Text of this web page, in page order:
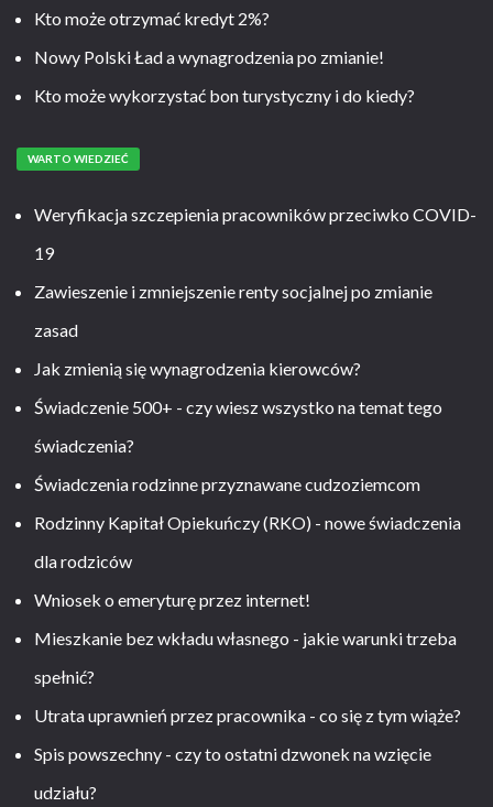
Kto może otrzymać kredyt 2%?
Nowy Polski Ład a wynagrodzenia po zmianie!
Kto może wykorzystać bon turystyczny i do kiedy?
WARTO WIEDZIEĆ
Weryfikacja szczepienia pracowników przeciwko COVID-
19
Zawieszenie i zmniejszenie renty socjalnej po zmianie
zasad
Jak zmienią się wynagrodzenia kierowców?
Świadczenie 500+ - czy wiesz wszystko na temat tego
świadczenia?
Świadczenia rodzinne przyznawane cudzoziemcom
Rodzinny Kapitał Opiekuńczy (RKO) - nowe świadczenia
dla rodziców
Wniosek o emeryturę przez internet!
Mieszkanie bez wkładu własnego - jakie warunki trzeba
spełnić?
Utrata uprawnień przez pracownika - co się z tym wiąże?
Spis powszechny - czy to ostatni dzwonek na wzięcie
udziału?